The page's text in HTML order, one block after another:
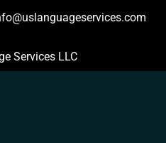
HACER PEDIDO
Services LLC